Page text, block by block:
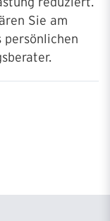
Sie am
persönlichen